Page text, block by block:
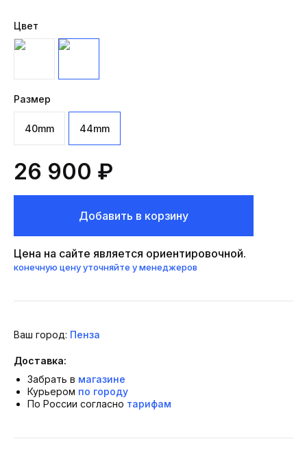
Цвет
Размер
40mm 44mm
26 900 ₽
Добавить в корзину
Цена на сайте является ориентировочной.
конечную цену уточняйте у менеджеров
Ваш город: Пенза
Доставка:
Забрать в магазине
Курьером по городу
По России согласно тарифам